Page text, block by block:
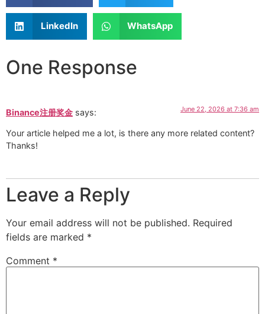
LinkedIn WhatsApp
One Response
Binance注册奖金 says: June 22, 2026 at 7:36 am
Your article helped me a lot, is there any more related content?
Thanks!
Leave a Reply
Your email address will not be published. Required
fields are marked *
Comment *